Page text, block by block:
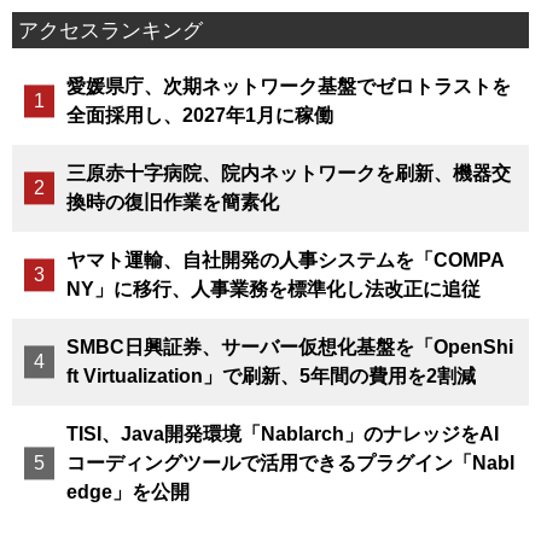
アクセスランキング
愛媛県庁、次期ネットワーク基盤でゼロトラストを
全面採用し、2027年1月に稼働
三原赤十字病院、院内ネットワークを刷新、機器交
換時の復旧作業を簡素化
ヤマト運輸、自社開発の人事システムを「COMPA
NY」に移行、人事業務を標準化し法改正に追従
SMBC日興証券、サーバー仮想化基盤を「OpenShi
ft Virtualization」で刷新、5年間の費用を2割減
TISI、Java開発環境「Nablarch」のナレッジをAI
コーディングツールで活用できるプラグイン「Nabl
edge」を公開